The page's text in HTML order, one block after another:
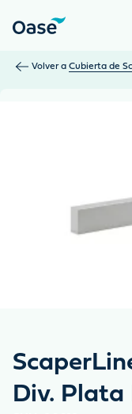
Volver a Cubierta de
Div. Plata